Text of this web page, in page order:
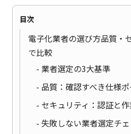
目次
電子化業者の選び方品質・
で比較
業者選定の3大基準
品質：確認すべき仕様
セキュリティ：認証と
失敗しない業者選定チ